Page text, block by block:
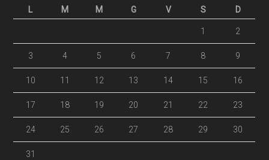
L
M M G V S D
1 2
3 4 5 6 7 8 9
10 11 12 13 14 15 16
17 18 19 20 21 22 23
24 25 26 27 28 29 30
31